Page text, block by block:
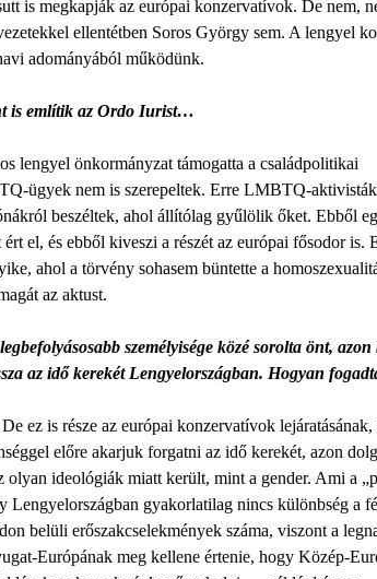
is megkapják az európai konzervatívok. De nem,
ellentétben Soros György sem. A lengyel
adományából működünk.
is említik az Ordo Iurist…
lengyel önkormányzat támogatta a családpolitikai
ügyek nem is szerepeltek. Erre LMBTQ-
beszéltek, ahol állítólag gyűlölik őket. Ebből
el, és ebből kiveszi a részét az európai fősodor is.
ahol a törvény sohasem büntette a
az aktust.
személyisége közé sorolta önt, azon
az idő kerekét Lengyelországban. Hogyan
ez is része az európai konzervatívok
előre akarjuk forgatni az idő kerekét, azon
ideológiák miatt került, mint a gender. Ami a
Lengyelországban gyakorlatilag nincs különbség a
belüli erőszakcselekmények száma, viszont a
Európának meg kellene értenie, hogy Közép-